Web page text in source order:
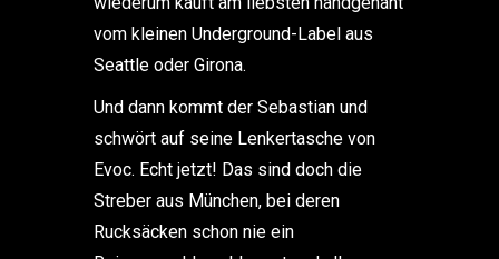
vom kleinen Underground-Label aus
Seattle oder Girona.
Und dann kommt der Sebastian und
schwört auf seine Lenkertasche von
Evoc. Echt jetzt! Das sind doch die
Streber aus München, bei deren
Rucksäcken schon nie ein